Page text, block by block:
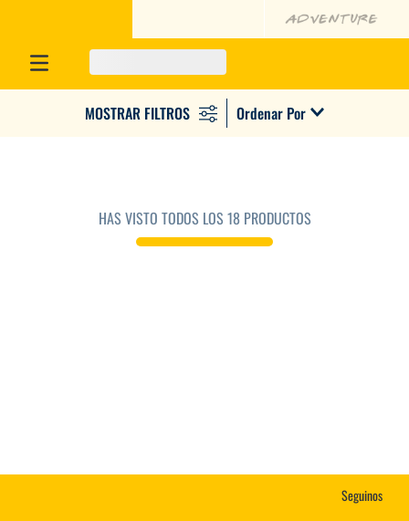
Ordenar Por
HAS VISTO TODOS LOS 18PRODUCTOS
Seguinos